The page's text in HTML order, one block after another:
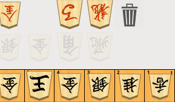
1
5 4 3 2 1